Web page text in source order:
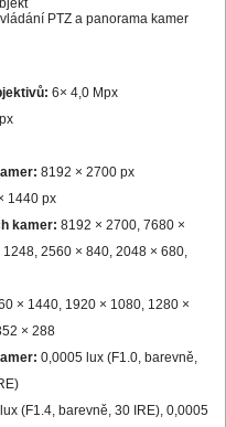
PTZ a panorama kamer
6× 4,0 Mpx
8192 × 2700 px
1440 px
kamer: 8192 × 2700, 7680 ×
2560 × 840, 2048 × 680,
× 1440, 1920 × 1080, 1280 ×
× 288
0,0005 lux (F1.0, barevně,
(F1.4, barevně, 30 IRE), 0,0005